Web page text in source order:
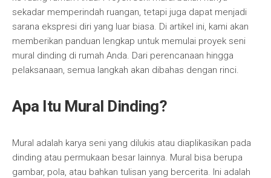
sekadar memperindah ruangan, tetapi juga dapat menjadi
sarana ekspresi diri yang luar biasa. Di artikel ini, kami akan
memberikan panduan lengkap untuk memulai proyek seni
mural dinding di rumah Anda. Dari perencanaan hingga
pelaksanaan, semua langkah akan dibahas dengan rinci.
Apa Itu Mural Dinding?
Mural adalah karya seni yang dilukis atau diaplikasikan pada
dinding atau permukaan besar lainnya. Mural bisa berupa
gambar, pola, atau bahkan tulisan yang bercerita. Ini adalah